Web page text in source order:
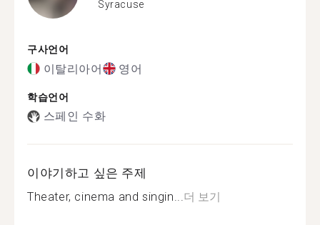
Syracuse
구사언어
이탈리아어 영어
학습언어
스페인 수화
이야기하고 싶은 주제
Theater, cinema and singin...더 보기